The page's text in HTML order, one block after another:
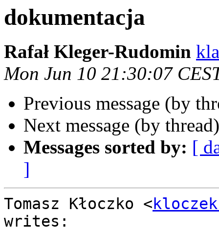
dokumentacja
Rafał Kleger-Rudomin
Mon Jun 10 21:30:07
Previous message (by
Next message (by
Messages sorted by: [
]
Tomasz Kłoczko <
writes: